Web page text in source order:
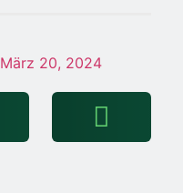
März 20, 2024